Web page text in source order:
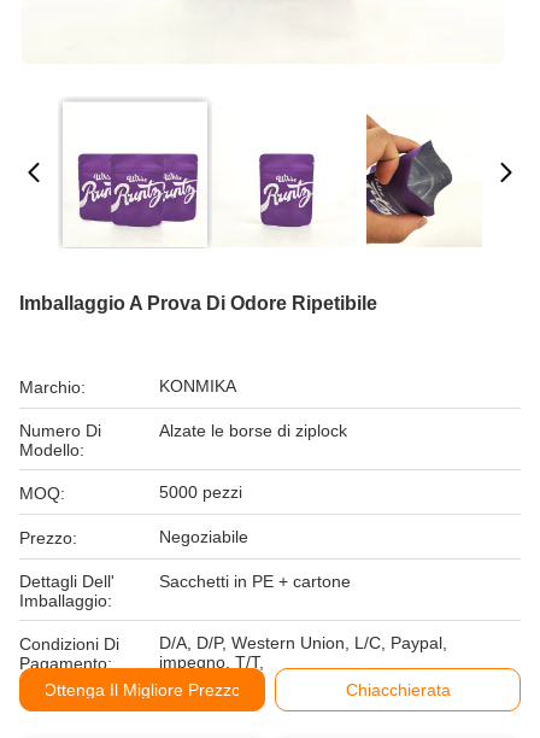
Imballaggio A Prova Di Odore Ripetibile
Marchio: KONMIKA
Numero Di
Modello:
Alzate le borse di ziplock
MOQ: 5000 pezzi
Prezzo: Negoziabile
Dettagli Dell'
Imballaggio:
Sacchetti in PE + cartone
Condizioni Di
Pagamento:
D/A, D/P, Western Union, L/C, Paypal,
impegno, T/T,
Ottenga Il Migliore Prezzo
Chiacchierata